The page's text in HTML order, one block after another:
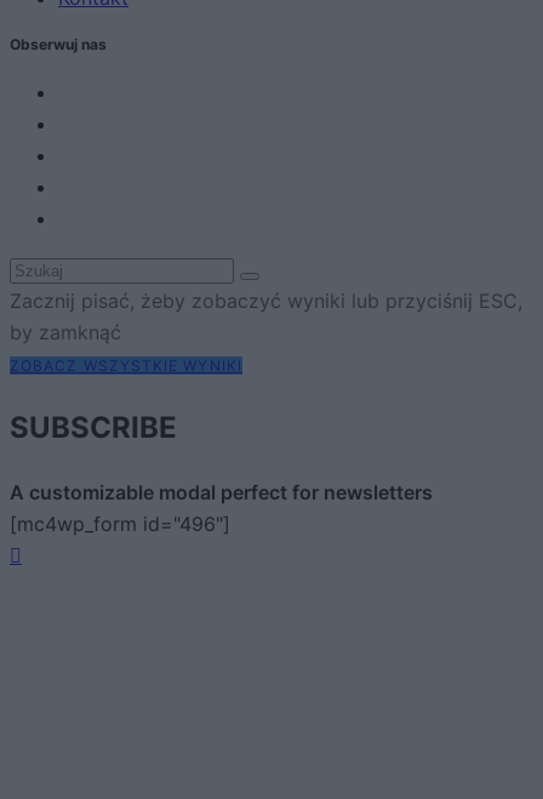
Obserwuj nas
Zacznij pisać, żeby zobaczyć wyniki lub przyciśnij ESC,
by zamknąć
ZOBACZ WSZYSTKIE WYNIKI
SUBSCRIBE
A customizable modal perfect for newsletters
[mc4wp_form id="496"]